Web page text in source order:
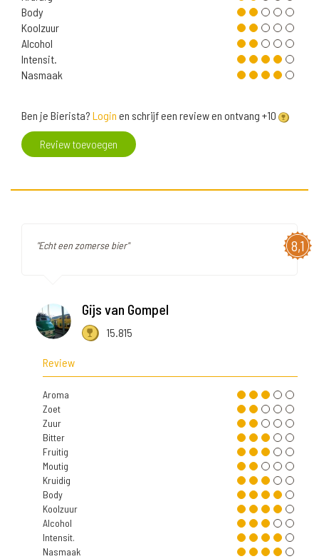
Body
Koolzuur
Alcohol
Intensit.
Nasmaak
Ben je Bierista? Login en schrijf een review en ontvang +10
Review toevoegen
8,1
"Echt een zomerse bier"
Gijs van Gompel
15.815
Review
Aroma
Zoet
Zuur
Bitter
Fruitig
Moutig
Kruidig
Body
Koolzuur
Alcohol
Intensit.
Nasmaak